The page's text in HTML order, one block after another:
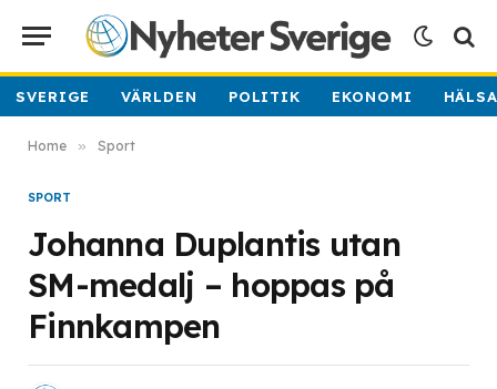
SVERIGE VÄRLDEN POLITIK EKONOMI
Home » Sport
SPORT
Johanna Duplantis utan
SM-medalj – hoppas på
Finnkampen